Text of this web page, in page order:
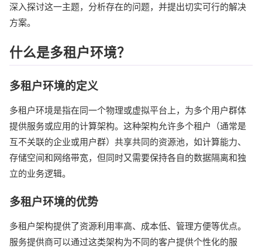
深入探讨这一主题，分析存在的问题，并提出切实可行的解决
方案。
什么是多租户环境？
多租户环境的定义
多租户环境是指在同一个物理或虚拟平台上，为多个用户群体
提供服务或应用的计算架构。这种架构允许多个租户（通常是
互不关联的企业或用户群）共享共同的资源池，如计算能力、
存储空间和网络带宽，但同时又需要保持各自的数据隔离和独
立的业务逻辑。
多租户环境的优势
多租户架构提供了资源利用率高、成本低、管理方便等优点。
服务提供商可以通过这类架构为不同的客户提供个性化的服